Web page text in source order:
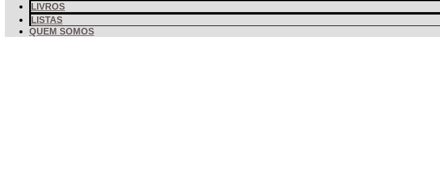
LIVROS
LISTAS
QUEM SOMOS